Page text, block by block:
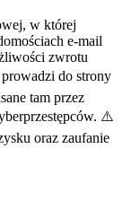
w której
e-mail
zwrotu
do strony
tam przez
⚠️
oraz zaufanie